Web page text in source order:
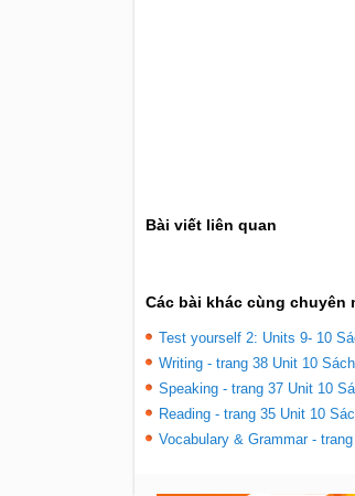
Bài viết liên quan
Các bài khác cùng chuyên
Test yourself 2: Units 9- 10
Writing - trang 38 Unit 10
Speaking - trang 37 Unit 10
Reading - trang 35 Unit 10
Vocabulary & Grammar -